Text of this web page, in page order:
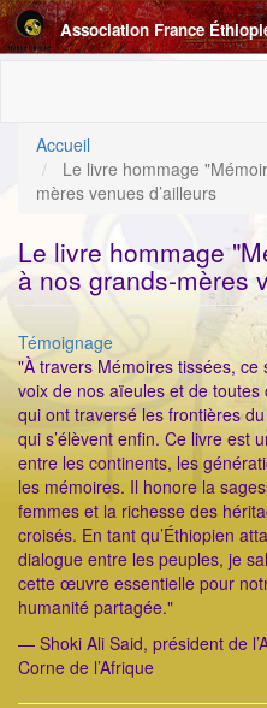
Aller
au
contenu
Association France
Accueil
Le livre hommage
mères venues d’ailleurs
Le livre hommage
à nos grands-mères
Catégorie
Témoignage
"À travers Mémoires tissées, ce
voix de nos aïeules et de toutes
qui ont traversé les frontières
qui s’élèvent enfin. Ce livre est
entre les continents, les
les mémoires. Il honore la
femmes et la richesse des
croisés. En tant qu’Éthiopien
dialogue entre les peuples, je
cette œuvre essentielle pour
humanité partagée."
— Shoki Ali Said, président de
Corne de l’Afrique